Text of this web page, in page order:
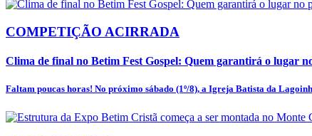
COMPETIÇÃO ACIRRADA
Clima de final no Betim Fest Gospel: Quem garantirá o lugar
Faltam poucas horas! No próximo sábado (1º/8), a Igreja Batista da